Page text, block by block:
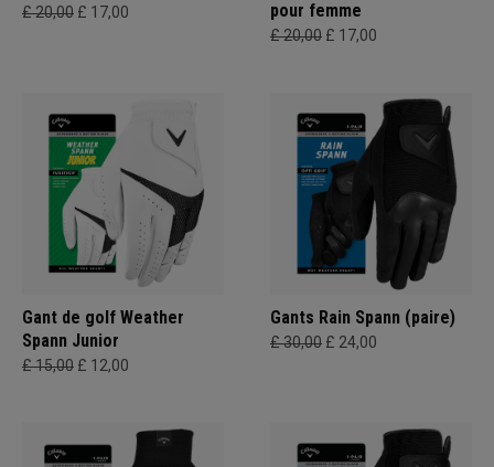
£ 20,00 £ 17,00 pour femme
£ 20,00 £ 17,00
Gant de golf Weather
Spann Junior
£ 15,00 £ 12,00
Gants Rain Spann (paire)
£ 30,00 £ 24,00